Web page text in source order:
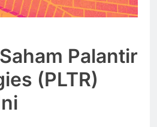
Palantir
(PLTR)